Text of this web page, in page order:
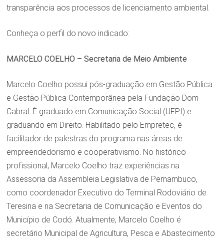
transparência aos processos de licenciamento ambiental.
Conheça o perfil do novo indicado:
MARCELO COELHO – Secretaria de Meio Ambiente
Marcelo Coelho possui pós-graduação em Gestão Pública
e Gestão Pública Contemporânea pela Fundação Dom
Cabral. É graduado em Comunicação Social (UFPI) e
graduando em Direito. Habilitado pelo Empretec, é
facilitador de palestras do programa nas áreas de
empreendedorismo e cooperativismo. No histórico
profissional, Marcelo Coelho traz experiências na
Assessoria da Assembleia Legislativa de Pernambuco,
como coordenador Executivo do Terminal Rodoviário de
Teresina e na Secretaria de Comunicação e Eventos do
Município de Codó. Atualmente, Marcelo Coelho é
secretário Municipal de Agricultura, Pesca e Abastecimento